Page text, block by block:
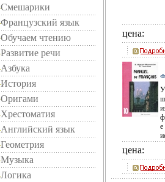
Смешарики
Французский язык
Обучаем чтению
Развитие речи
Азбука
История
Оригами
Хрестоматия
Английский язык
Геометрия
Музыка
Логика
цена:
2
е
цена: